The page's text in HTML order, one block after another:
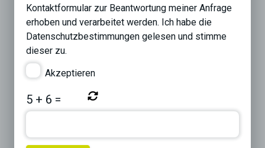
Kontaktformular zur Beantwortung meiner Anfrage
erhoben und verarbeitet werden. Ich habe die
Datenschutzbestimmungen gelesen und stimme
dieser zu.
Akzeptieren
5 + 6 =